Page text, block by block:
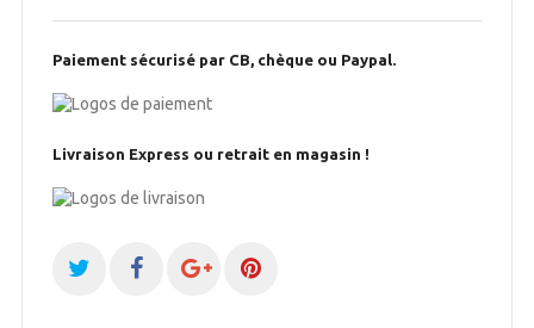
Paiement sécurisé par CB, chèque ou Paypal.
Livraison Express ou retrait en magasin !